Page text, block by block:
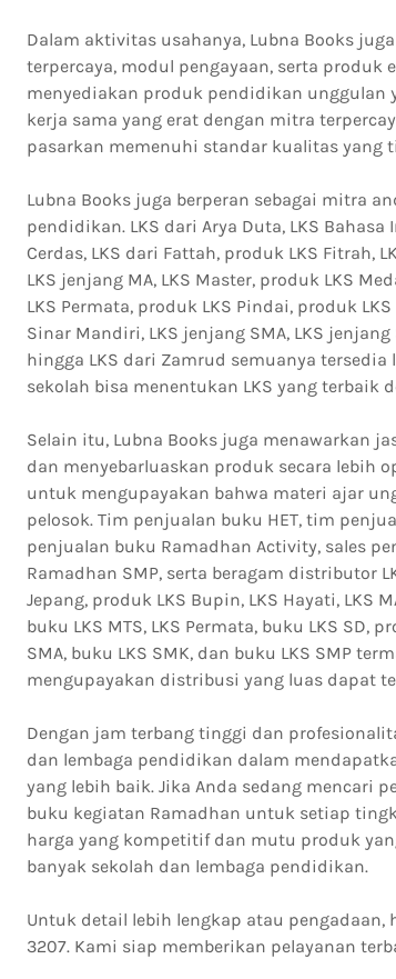
Dalam aktivitas usahanya, Lubna Books
terpercaya, modul pengayaan, serta produk
menyediakan produk pendidikan unggulan
kerja sama yang erat dengan mitra
pasarkan memenuhi standar kualitas yang
Lubna Books juga berperan sebagai mitra
pendidikan. LKS dari Arya Duta, LKS Bahasa
Cerdas, LKS dari Fattah, produk LKS Fitrah,
LKS jenjang MA, LKS Master, produk LKS
LKS Permata, produk LKS Pindai, produk
Sinar Mandiri, LKS jenjang SMA, LKS
hingga LKS dari Zamrud semuanya
sekolah bisa menentukan LKS yang terbaik
Selain itu, Lubna Books juga menawarkan
dan menyebarluaskan produk secara lebih
untuk mengupayakan bahwa materi ajar
pelosok. Tim penjualan buku HET, tim
penjualan buku Ramadhan Activity, sales
Ramadhan SMP, serta beragam distributor
Jepang, produk LKS Bupin, LKS Hayati, LKS
buku LKS MTS, LKS Permata, buku LKS SD,
SMA, buku LKS SMK, dan buku LKS SMP
mengupayakan distribusi yang luas dapat
Dengan jam terbang tinggi dan
dan lembaga pendidikan dalam
yang lebih baik. Jika Anda sedang mencari
buku kegiatan Ramadhan untuk setiap
harga yang kompetitif dan mutu produk
banyak sekolah dan lembaga pendidikan.
Untuk detail lebih lengkap atau pengadaan,
3207. Kami siap memberikan pelayanan